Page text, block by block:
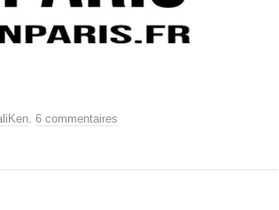
6 commentaires